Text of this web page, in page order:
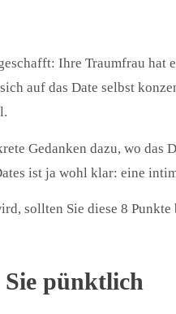
Ihre Traumfrau hat
auf das Date selbst
Gedanken dazu, wo das
ist ja wohl klar: eine
sollten Sie diese 8
Sie pünktlich